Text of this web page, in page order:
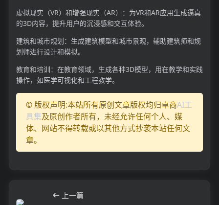
虚拟现实（VR）和增强现实（AR）：为VR和AR应用生成逼真
的3D内容，提升用户的沉浸感和交互体验。
建筑和城市规划：生成建筑模型和城市景观，辅助建筑师和规
划师进行设计和模拟。
教育和培训：在教育领域，生成各种3D模型，用在教学和实践
操作，如医学可视化和工程教学。
© 版权声明:本站所有原创文章版权均归卓商AI工
具集及原创作者所有，未经允许任何个人、媒
体、网站不得转载或以其他方式抄袭本站任何文
章。
上一篇